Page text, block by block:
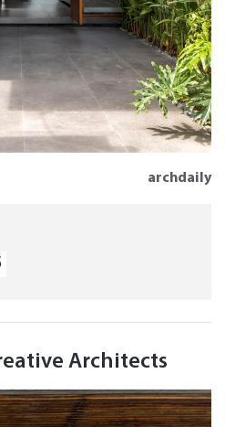
archdaily
Architects